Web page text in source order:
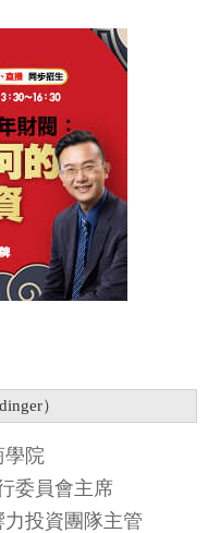
）
學院
委員會主席
投資團隊主管